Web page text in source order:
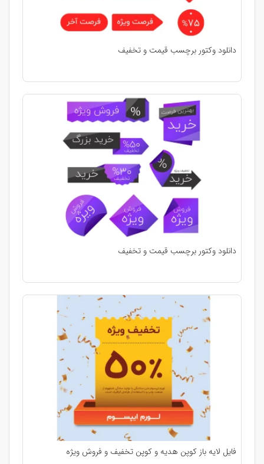
دانلود وکتور برچسب قیمت و تخفیف
دانلود وکتور برچسب قیمت و تخفیف
فایل لایه باز کوپن هدیه و کوپن تخفیف و فروش ویژه